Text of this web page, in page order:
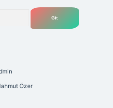
Özer